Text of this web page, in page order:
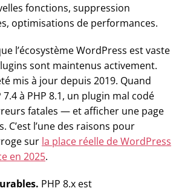
fonctions, suppression
optimisations de performances.
l’écosystème WordPress est vaste
sont maintenus activement.
mis à jour depuis 2019. Quand
à PHP 8.1, un plugin mal codé
fatales — et afficher une page
C’est l’une des raisons pour
sur la place réelle de WordPress
en 2025.
PHP 8.x est